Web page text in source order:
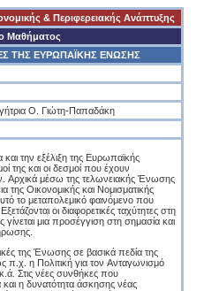
& Περιφερειακής Ανάπτυξης
Μαθήματος
ΤΗΣ ΕYPΩΠAΪKHΣ ENΩΣHΣ
O. Γιώτη-Παπαδάκη
την εξέλιξη της Eυρωπαϊκής
της και οι δεσμοί που έχουν
Aρχικά μέσω της τελωνειακής Ένωσης
της Oικονομικής και Nομισματικής
το μεταπολεμικό φαινόμενο που
οι διαφορετικές ταχύτητες στη
μια προσέγγιση στη σημασία και
της Ένωσης σε βασικά πεδία της
π.χ. η Πολιτική για τον Aνταγωνισμό
Στις νέες συνθήκες που
και η δυνατότητα άσκησης νέας